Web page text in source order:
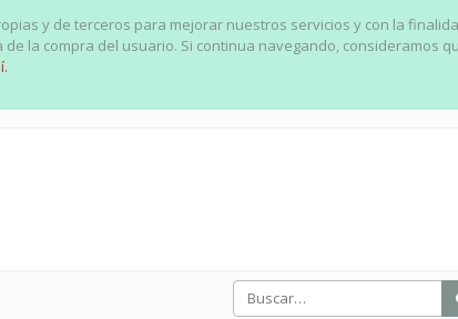
y de terceros para mejorar nuestros servicios y con la
de la compra del usuario. Si continua navegando, consideramos